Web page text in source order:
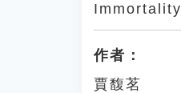
Immortality
作者：
賈馥茗